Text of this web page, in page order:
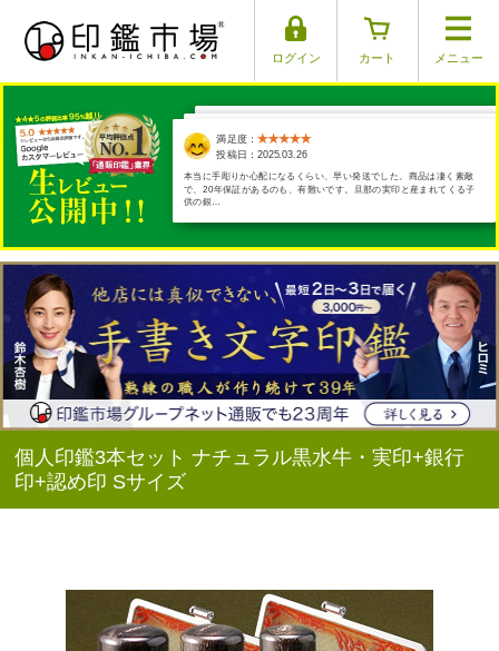
ログイン カート メニュー
満足度：
投稿日：2025.04.01
満足度：
投稿日：2025.03.17
満足度：
投稿日：2025.03.29
満足度：
投稿日：2025.03.26
本当に手彫りか心配になるくらい、早い発送でした。商品は凄く素敵
で、20年保証があるのも、有難いです。旦那の実印と産まれてくる子
供の銀…
満足度：
投稿日：2025.03.30
個人印鑑3本セット ナチュラル黒水牛・実印+銀行
印+認め印 Sサイズ